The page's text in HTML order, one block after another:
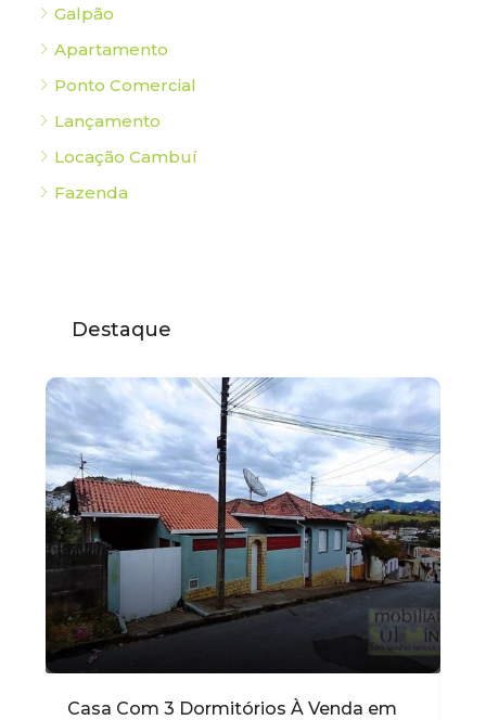
Galpão
Apartamento
Ponto Comercial
Lançamento
Locação Cambuí
Fazenda
Destaque
Apartamento com 102 m² no Centro à